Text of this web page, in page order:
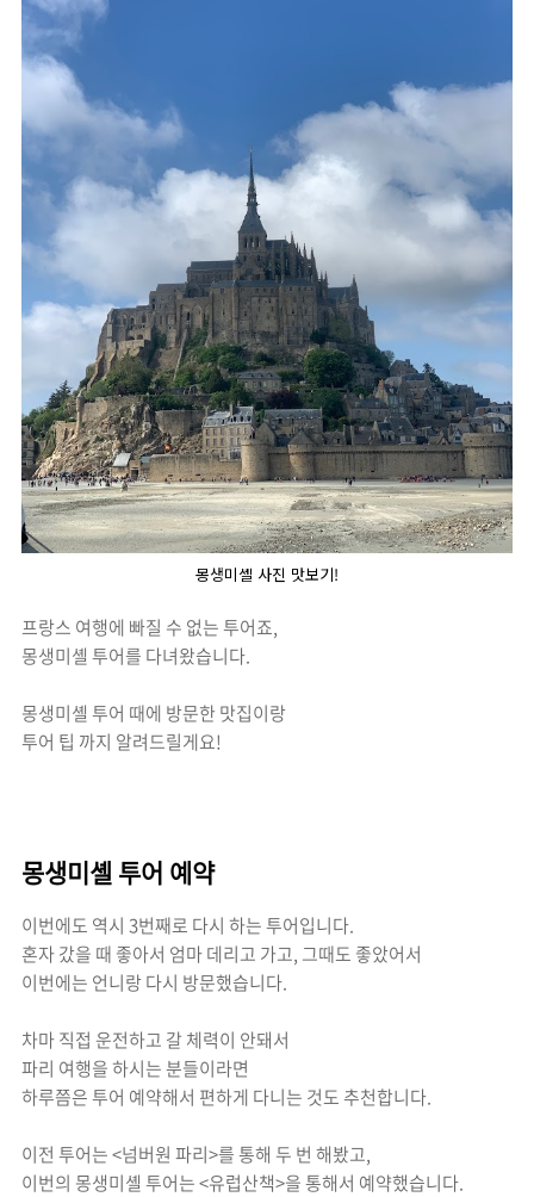
몽생미셸 사진 맛보기!
프랑스 여행에 빠질 수 없는 투어죠,
몽생미셸 투어를 다녀왔습니다.
몽생미셸 투어 때에 방문한 맛집이랑
투어 팁 까지 알려드릴게요!
몽생미셸 투어 예약
이번에도 역시 3번째로 다시 하는 투어입니다.
혼자 갔을 때 좋아서 엄마 데리고 가고, 그때도 좋았어서
이번에는 언니랑 다시 방문했습니다.
차마 직접 운전하고 갈 체력이 안돼서
파리 여행을 하시는 분들이라면
하루쯤은 투어 예약해서 편하게 다니는 것도 추천합니다.
이전 투어는 <넘버원 파리>를 통해 두 번 해봤고,
이번의 몽생미셸 투어는 <유럽산책>을 통해서 예약했습니다.